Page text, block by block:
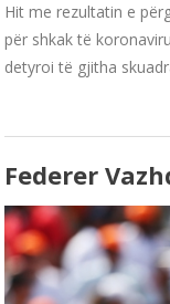
Hit me rezultatin e
për shkak të
detyroi të gjitha
Federer